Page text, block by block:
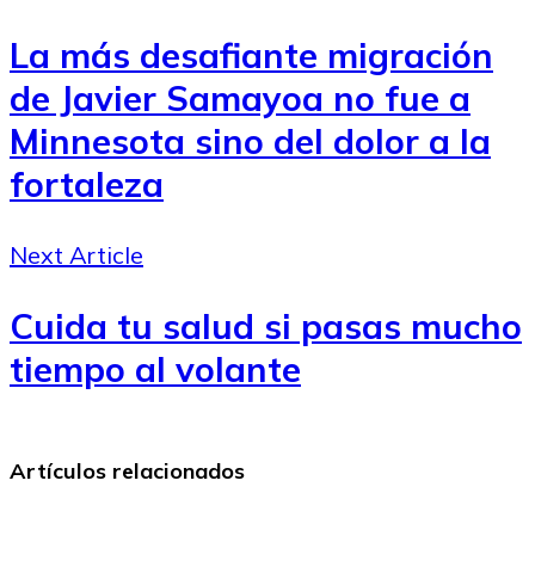
La más desafiante migración
de Javier Samayoa no fue a
Minnesota sino del dolor a la
fortaleza
Next Article
Cuida tu salud si pasas mucho
tiempo al volante
Artículos relacionados